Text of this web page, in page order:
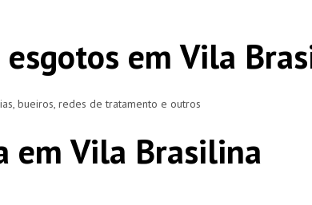
esgotos em Vila
bueiros, redes de tratamento e outros
em Vila Brasilina